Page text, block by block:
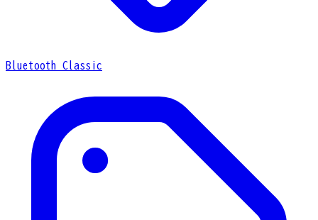
Bluetooth Classic